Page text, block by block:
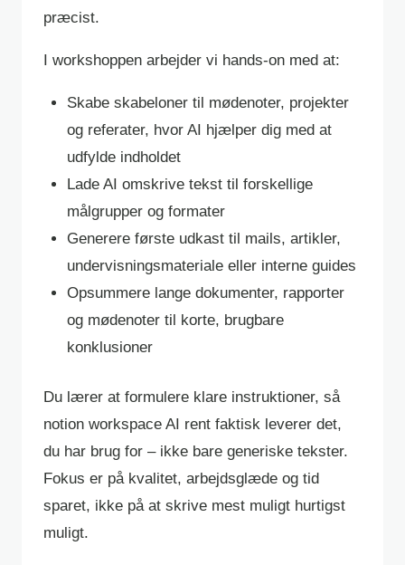
præcist.
I workshoppen arbejder vi hands-on med at:
Skabe skabeloner til mødenoter, projekter
og referater, hvor AI hjælper dig med at
udfylde indholdet
Lade AI omskrive tekst til forskellige
målgrupper og formater
Generere første udkast til mails, artikler,
undervisningsmateriale eller interne guides
Opsummere lange dokumenter, rapporter
og mødenoter til korte, brugbare
konklusioner
Du lærer at formulere klare instruktioner, så
notion workspace AI rent faktisk leverer det,
du har brug for – ikke bare generiske tekster.
Fokus er på kvalitet, arbejdsglæde og tid
sparet, ikke på at skrive mest muligt hurtigst
muligt.